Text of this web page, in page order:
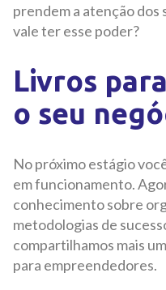
prendem a atenção dos
vale ter esse poder?
Livros
o seu
No próximo estágio
em funcionamento.
conhecimento sobre
metodologias de
compartilhamos mais
para empreendedores.